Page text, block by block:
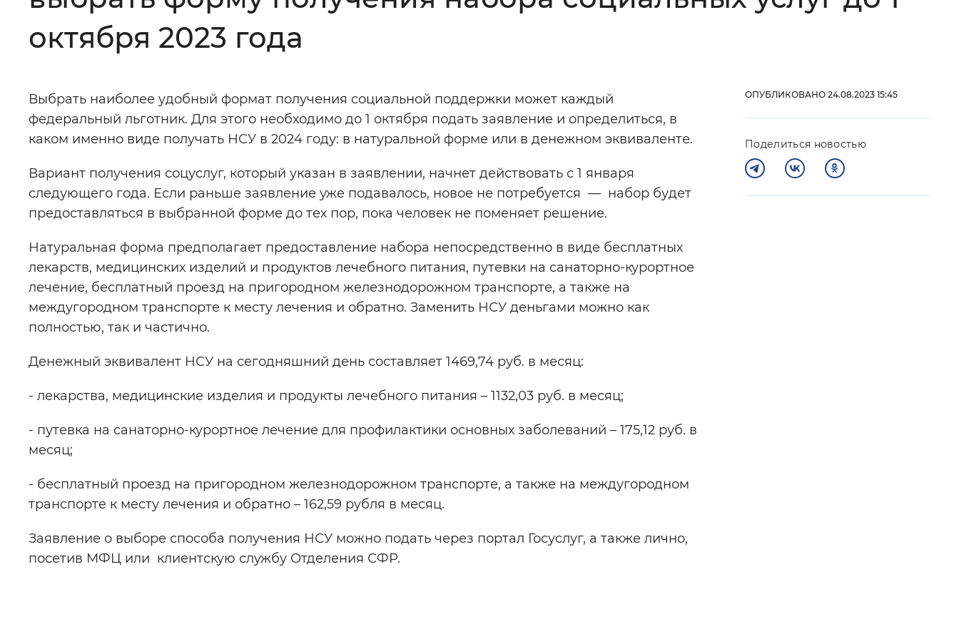
Цвет сайта
Звуковой ассистент: Воспроизвести Остановить Повторить
Вернуть стандартные настройки
октября 2023 года
Выбрать наиболее удобный формат получения социальной поддержки может каждый
федеральный льготник. Для этого необходимо до 1 октября подать заявление и определиться, в
каком именно виде получать НСУ в 2024 году: в натуральной форме или в денежном эквиваленте.
Вариант получения соцуслуг, который указан в заявлении, начнет действовать с 1 января
следующего года. Если раньше заявление уже подавалось, новое не потребуется — набор будет
предоставляться в выбранной форме до тех пор, пока человек не поменяет решение.
Натуральная форма предполагает предоставление набора непосредственно в виде бесплатных
лекарств, медицинских изделий и продуктов лечебного питания, путевки на санаторно-курортное
лечение, бесплатный проезд на пригородном железнодорожном транспорте, а также на
междугородном транспорте к месту лечения и обратно. Заменить НСУ деньгами можно как
полностью, так и частично.
Денежный эквивалент НСУ на сегодняшний день составляет 1469,74 руб. в месяц:
- лекарства, медицинские изделия и продукты лечебного питания – 1132,03 руб. в месяц;
- путевка на санаторно-курортное лечение для профилактики основных заболеваний – 175,12 руб. в
месяц;
- бесплатный проезд на пригородном железнодорожном транспорте, а также на междугородном
транспорте к месту лечения и обратно – 162,59 рубля в месяц.
Заявление о выборе способа получения НСУ можно подать через портал Госуслуг, а также лично,
посетив МФЦ или клиентскую службу Отделения СФР.
ОПУБЛИКОВАНО 24.08.2023 15:45
Поделиться новостью